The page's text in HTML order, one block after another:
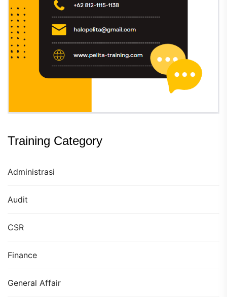
Training Category
Administrasi
Audit
CSR
Finance
General Affair